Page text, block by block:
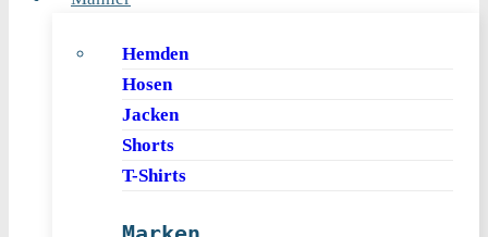
Hemden
Hosen
Jacken
Shorts
T-Shirts